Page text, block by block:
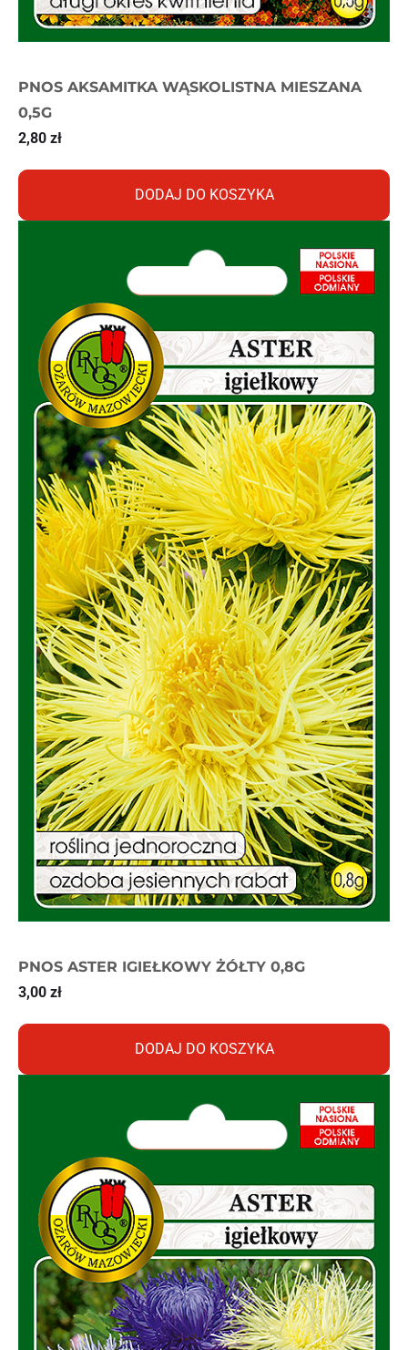
PNOS AKSAMITKA WĄSKOLISTNA MIESZANA
0,5G
2,80 zł
DODAJ DO KOSZYKA
PNOS ASTER IGIEŁKOWY ŻÓŁTY 0,8G
3,00 zł
DODAJ DO KOSZYKA